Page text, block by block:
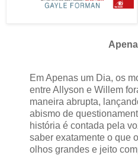
Em Apenas um Dia, os
entre Allyson e Willem
maneira abrupta,
abismo de
história é contada pela
saber exatamente o que
olhos grandes e jeito